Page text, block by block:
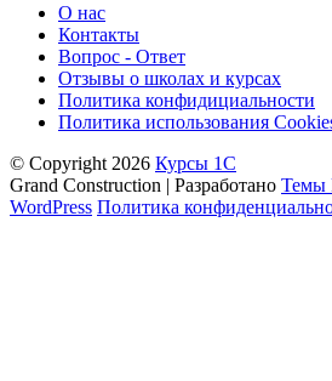
О нас
Контакты
Вопрос - Ответ
Отзывы о школах и курсах
Политика конфидициальности
Политика использования
© Copyright 2026 Курсы 1С
Grand Construction | Разработано Темы
WordPress Политика